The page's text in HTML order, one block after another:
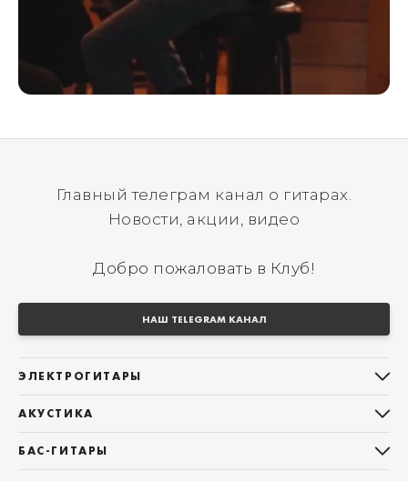
Главный телеграм канал о гитарах.
Новости, акции, видео
Добро пожаловать в Клуб!
НАШ TELEGRAM КАНАЛ
ЭЛЕКТРОГИТАРЫ
Telecaster
Les Paul
АКУСТИКА
БАС-ГИТАРЫ